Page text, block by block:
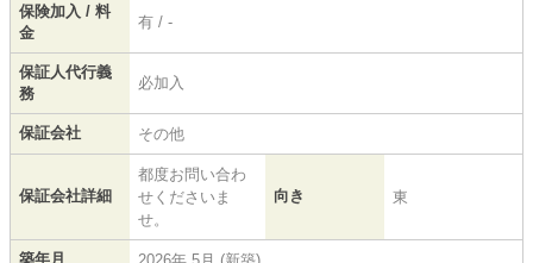
保険加入 / 料
金
有 / -
保証人代行義
務
必加入
保証会社 その他
保証会社詳細
都度お問い合わ
せくださいま
せ。
向き 東
築年月 2026年 5月 (新築)